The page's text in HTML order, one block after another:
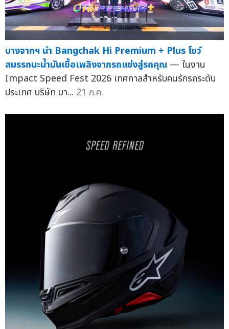
บางจากฯ นำ Bangchak Hi Premium + Plus โชว์
สมรรถนะน้ำมันเชื้อเพลิงจากรถแข่งสู่รถคุณ — ในงาน
Impact Speed Fest 2026 เทศกาลสำหรับคนรักรถระดับ
ประเทศ บริษัท บา... 21 ก.ค.